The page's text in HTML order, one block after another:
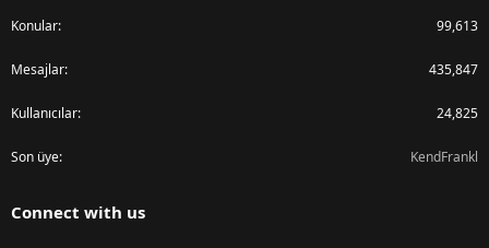
Konular 99,613
Mesajlar 435,847
Kullanıcılar 24,825
Son üye KendFrankl
Connect with us